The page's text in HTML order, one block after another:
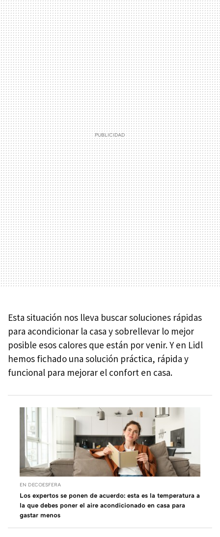
Esta situación nos lleva buscar soluciones rápidas
para acondicionar la casa y sobrellevar lo mejor
posible esos calores que están por venir. Y en Lidl
hemos fichado una solución práctica, rápida y
funcional para mejorar el confort en casa.
EN DECOESFERA
Los expertos se ponen de acuerdo: esta es la temperatura a
la que debes poner el aire acondicionado en casa para
gastar menos